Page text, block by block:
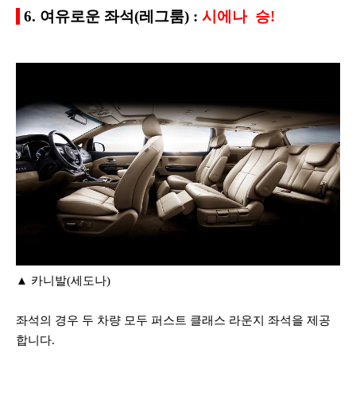
6. 여유로운 좌석(레그룸) : 시에나 승!
▲ 카니발(세도나)
좌석의 경우 두 차량 모두 퍼스트 클래스 라운지 좌석을 제공
합니다.